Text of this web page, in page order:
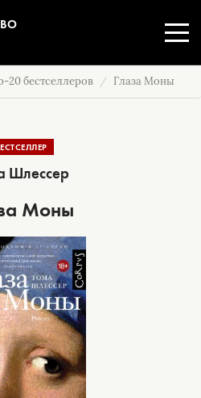
20 бестселлеров Глаза Моны
Шлессер
Моны